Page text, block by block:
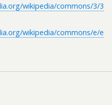
wikipedia/commons/3/3
wikipedia/commons/e/e